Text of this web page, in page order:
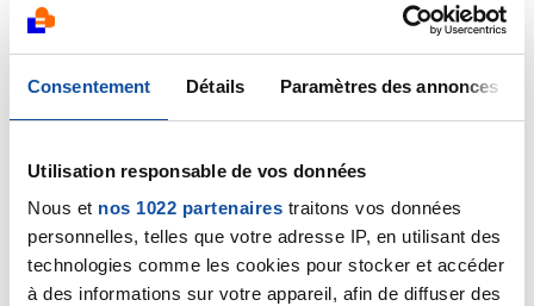
Consentement Détails Paramètres des annonces
Utilisation responsable de vos données
Nous et nos 1022 partenaires traitons vos données
personnelles, telles que votre adresse IP, en utilisant des
technologies comme les cookies pour stocker et accéder
à des informations sur votre appareil, afin de diffuser des
Bonjour,
C'est au médecin ayant prescrit ce bilan biologique
Cordialement
Dr Marceau